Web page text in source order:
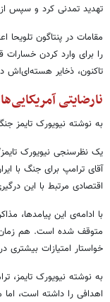
تهدید تمدنی کرد و سپس
مقامات در پنتاگون تلویحا
را برای وارد کردن
تاکنون، ذخایر
نارضایتی
به نوشته نیویورک تایمز
آقای ترامپ برای جنگ با
اقتصادی مرتبط با این
با ادامه‌ی این پیامدها،
متوقف شده است. هم زمان
خواستار امتیازات
به نوشته نیویورک
اهدافی را داشته است،